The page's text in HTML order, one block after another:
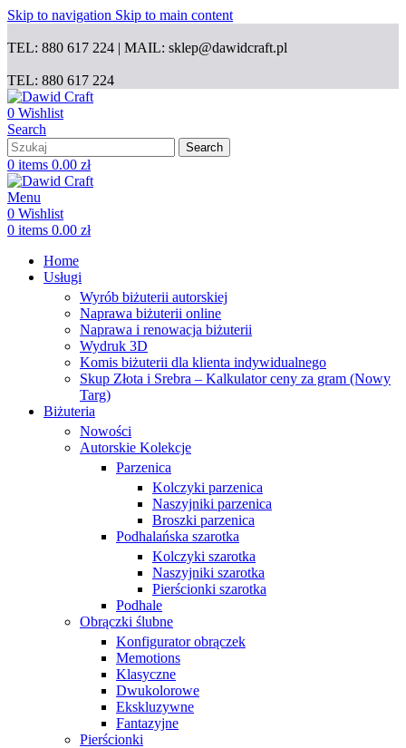
Skip to navigation Skip to main content
TEL: 880 617 224 | MAIL: sklep@dawidcraft.pl
TEL: 880 617 224
0 Wishlist
Search
Search
0 items 0.00 zł
Menu
0 Wishlist
0 items 0.00 zł
Home
Usługi
Wyrób biżuterii autorskiej
Naprawa biżuterii online
Naprawa i renowacja biżuterii
Wydruk 3D
Komis biżuterii dla klienta indywidualnego
Skup Złota i Srebra – Kalkulator ceny za gram (Nowy
Targ)
Biżuteria
Nowości
Autorskie Kolekcje
Parzenica
Kolczyki parzenica
Naszyjniki parzenica
Broszki parzenica
Podhalańska szarotka
Kolczyki szarotka
Naszyjniki szarotka
Pierścionki szarotka
Podhale
Obrączki ślubne
Konfigurator obrączek
Memotions
Klasyczne
Dwukolorowe
Ekskluzywne
Fantazyjne
Pierścionki